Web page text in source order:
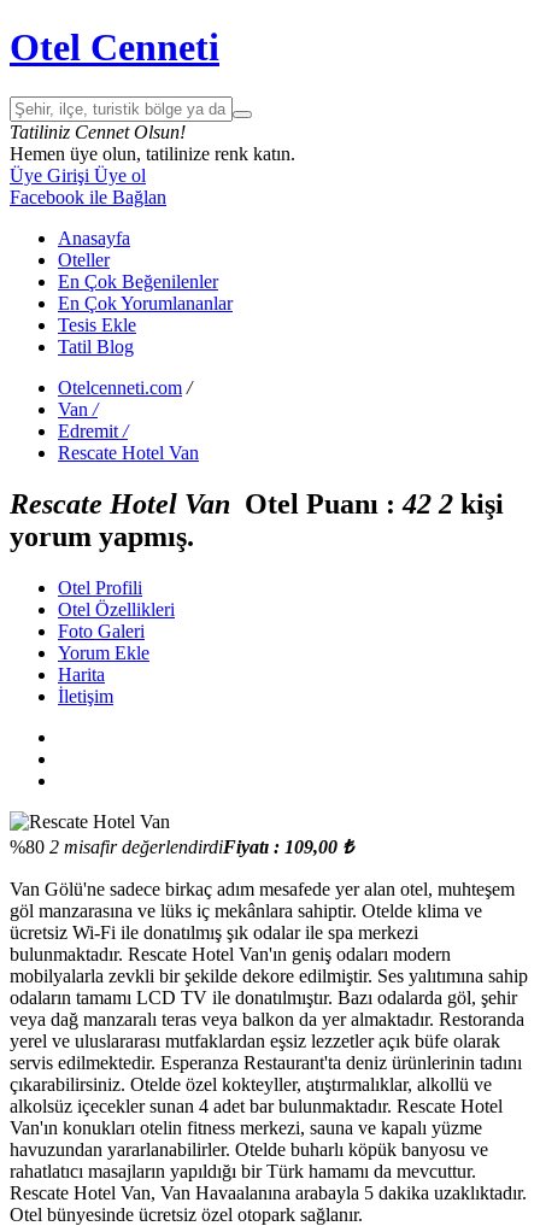
Otel Cenneti
Tatiliniz Cennet Olsun!
Hemen üye olun, tatilinize renk katın.
Üye Girişi Üye ol
Facebook ile Bağlan
Anasayfa
Oteller
En Çok Beğenilenler
En Çok Yorumlananlar
Tesis Ekle
Tatil Blog
Otelcenneti.com /
Van /
Edremit /
Rescate Hotel Van
Rescate Hotel Van Otel Puanı :42 2 kişi
yorum yapmış.
Otel Profili
Otel Özellikleri
Foto Galeri
Yorum Ekle
Harita
İletişim
%80 2 misafir değerlendirdiFiyatı : 109,00 ₺
Van Gölü'ne sadece birkaç adım mesafede yer alan otel, muhteşem
göl manzarasına ve lüks iç mekânlara sahiptir. Otelde klima ve
ücretsiz Wi-Fi ile donatılmış şık odalar ile spa merkezi
bulunmaktadır. Rescate Hotel Van'ın geniş odaları modern
mobilyalarla zevkli bir şekilde dekore edilmiştir. Ses yalıtımına sahip
odaların tamamı LCD TV ile donatılmıştır. Bazı odalarda göl, şehir
veya dağ manzaralı teras veya balkon da yer almaktadır. Restoranda
yerel ve uluslararası mutfaklardan eşsiz lezzetler açık büfe olarak
servis edilmektedir. Esperanza Restaurant'ta deniz ürünlerinin tadını
çıkarabilirsiniz. Otelde özel kokteyller, atıştırmalıklar, alkollü ve
alkolsüz içecekler sunan 4 adet bar bulunmaktadır. Rescate Hotel
Van'ın konukları otelin fitness merkezi, sauna ve kapalı yüzme
havuzundan yararlanabilirler. Otelde buharlı köpük banyosu ve
rahatlatıcı masajların yapıldığı bir Türk hamamı da mevcuttur.
Rescate Hotel Van, Van Havaalanına arabayla 5 dakika uzaklıktadır.
Otel bünyesinde ücretsiz özel otopark sağlanır.